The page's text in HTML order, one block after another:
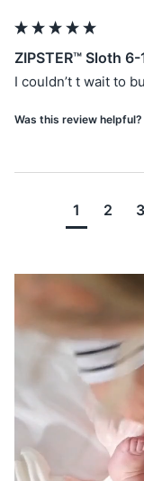
ZIPSTER™ Sloth
I couldn’t t wait to
Was this review helpful?
1 2 3